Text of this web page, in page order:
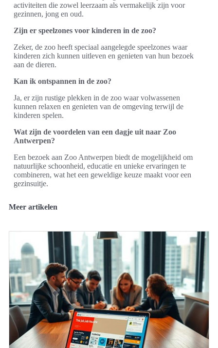
activiteiten die zowel leerzaam als vermakelijk zijn voor
gezinnen, jong en oud.
Zijn er speelzones voor kinderen in de zoo?
Zeker, de zoo heeft speciaal aangelegde speelzones waar
kinderen zich kunnen uitleven en genieten van hun bezoek
aan de dieren.
Kan ik ontspannen in de zoo?
Ja, er zijn rustige plekken in de zoo waar volwassenen
kunnen relaxen en genieten van de omgeving terwijl de
kinderen spelen.
Wat zijn de voordelen van een dagje uit naar Zoo
Antwerpen?
Een bezoek aan Zoo Antwerpen biedt de mogelijkheid om
natuurlijke schoonheid, educatie en unieke ervaringen te
combineren, wat het een geweldige keuze maakt voor een
gezinsuitje.
Meer artikelen